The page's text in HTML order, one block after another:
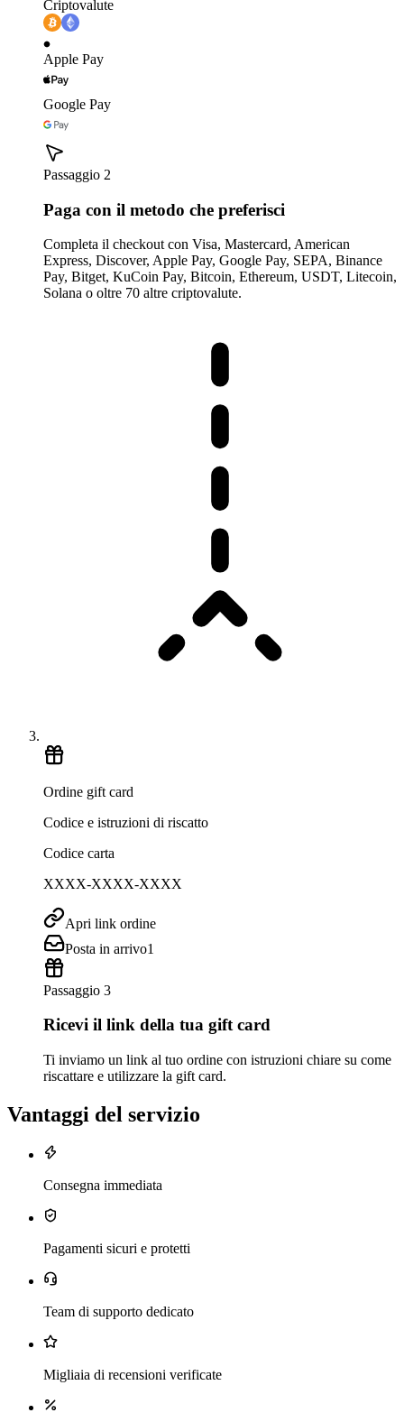
Criptovalute
Apple Pay
Google Pay
Passaggio 2
Paga con il metodo che preferisci
Completa il checkout con Visa, Mastercard, American
Express, Discover, Apple Pay, Google Pay, SEPA, Binance
Pay, Bitget, KuCoin Pay, Bitcoin, Ethereum, USDT, Litecoin,
Solana o oltre 70 altre criptovalute.
Ordine gift card
Codice e istruzioni di riscatto
Codice carta
XXXX-XXXX-XXXX
Apri link ordine
Posta in arrivo1
Passaggio 3
Ricevi il link della tua gift card
Ti inviamo un link al tuo ordine con istruzioni chiare su come
riscattare e utilizzare la gift card.
Vantaggi del servizio
Consegna immediata
Pagamenti sicuri e protetti
Team di supporto dedicato
Migliaia di recensioni verificate